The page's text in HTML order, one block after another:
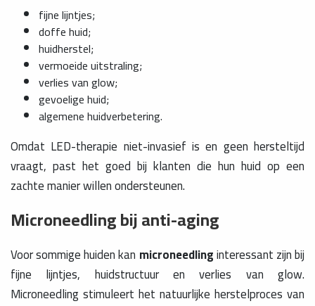
fijne lijntjes;
doffe huid;
huidherstel;
vermoeide uitstraling;
verlies van glow;
gevoelige huid;
algemene huidverbetering.
Omdat LED-therapie niet-invasief is en geen hersteltijd
vraagt, past het goed bij klanten die hun huid op een
zachte manier willen ondersteunen.
Microneedling bij anti-aging
Voor sommige huiden kan microneedlinginteressant zijn bij
fijne lijntjes, huidstructuur en verlies van glow.
Microneedling stimuleert het natuurlijke herstelproces van